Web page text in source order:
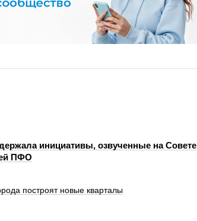
инициативы, озвученные на Совете
ПФО
построят новые кварталы